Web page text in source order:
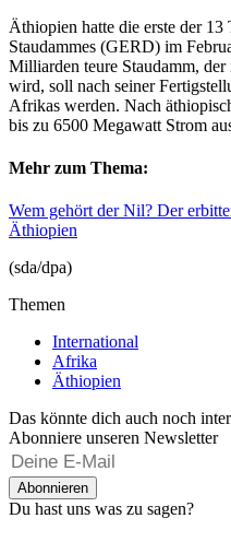
Äthiopien hatte die erste der 13
Staudammes (GERD) im
Milliarden teure Staudamm,
wird, soll nach seiner
Afrikas werden. Nach
bis zu 6500 Megawatt Strom
Mehr zum Thema:
Wem gehört der Nil? Der
Äthiopien
(sda/dpa)
Themen
International
Afrika
Äthiopien
Das könnte dich auch noch
Abonniere unseren Newsletter
Abonnieren
Du hast uns was zu sagen?